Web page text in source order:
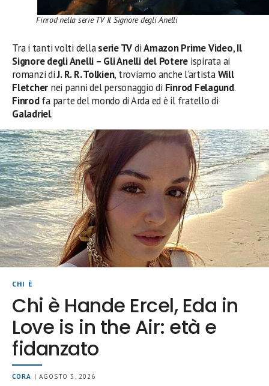
Finrod nella serie TV Il Signore degli Anelli
Tra i tanti volti dellaserie TVdiAmazon Prime Video,Il
Signore degli Anelli – Gli Anelli del Potere ispirata ai
romanzi diJ. R. R. Tolkien, troviamo anche l’artistaWill
Fletcher nei panni del personaggio di Finrod Felagund.
Finrodfa parte del mondo di Arda ed è il fratello di
Galadriel.
CHI È
Chi è Hande Ercel, Eda in
Love is in the Air: età e
fidanzato
CORA | AGOSTO 3, 2026